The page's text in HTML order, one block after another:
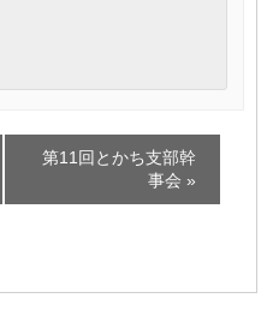
第11回とかち支部幹
事会 »